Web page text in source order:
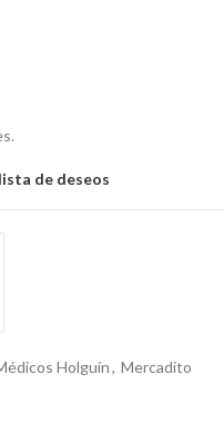
de deseos
Holguín, Mercadito